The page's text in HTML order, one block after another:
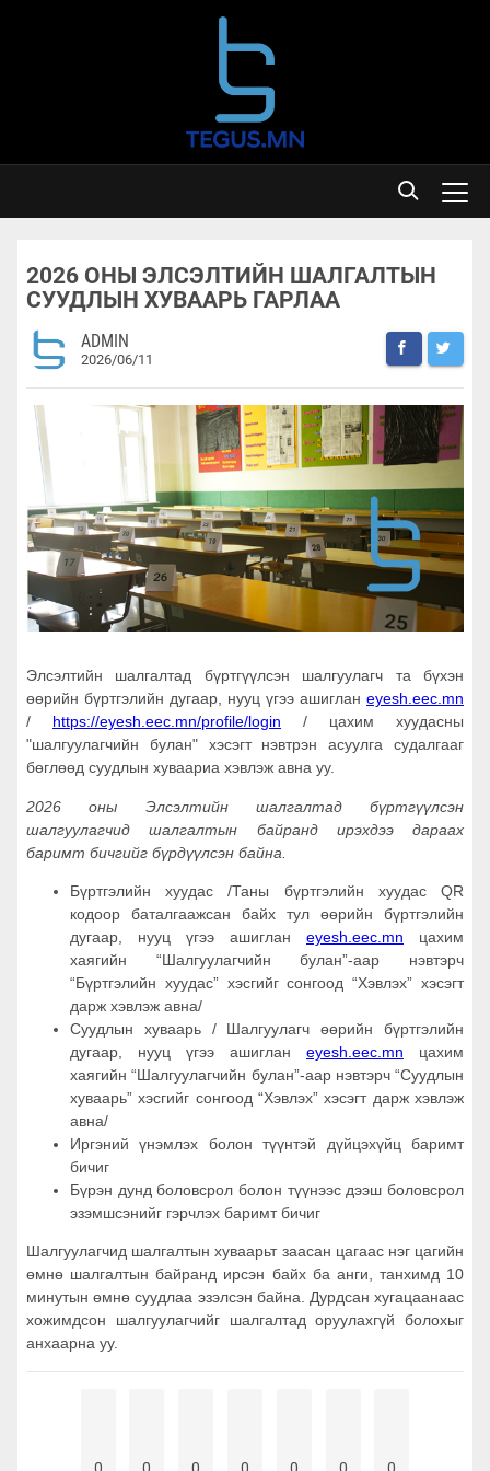
2026 ОНЫ ЭЛСЭЛТИЙН ШАЛГАЛТЫН
СУУДЛЫН ХУВААРЬ ГАРЛАА
ADMIN
2026/06/11
Элсэлтийн шалгалтад бүртгүүлсэн шалгуулагч та бүхэн
өөрийн бүртгэлийн дугаар, нууц үгээ ашиглан eyesh.eec.mn
/ https://eyesh.eec.mn/profile/login / цахим хуудасны
"шалгуулагчийн булан" хэсэгт нэвтрэн асуулга судалгааг
бөглөөд суудлын хуваариа хэвлэж авна уу.
2026 оны Элсэлтийн шалгалтад бүртгүүлсэн
шалгуулагчид шалгалтын байранд ирэхдээ дараах
баримт бичгийг бүрдүүлсэн байна.
Бүртгэлийн хуудас /Таны бүртгэлийн хуудас QR
кодоор баталгаажсан байх тул өөрийн бүртгэлийн
дугаар, нууц үгээ ашиглан eyesh.eec.mn цахим
хаягийн “Шалгуулагчийн булан”-аар нэвтэрч
“Бүртгэлийн хуудас” хэсгийг сонгоод “Хэвлэх” хэсэгт
дарж хэвлэж авна/
Суудлын хуваарь / Шалгуулагч өөрийн бүртгэлийн
дугаар, нууц үгээ ашиглан eyesh.eec.mn цахим
хаягийн “Шалгуулагчийн булан”-аар нэвтэрч “Суудлын
хуваарь” хэсгийг сонгоод “Хэвлэх” хэсэгт дарж хэвлэж
авна/
Иргэний үнэмлэх болон түүнтэй дүйцэхүйц баримт
бичиг
Бүрэн дунд боловсрол болон түүнээс дээш боловсрол
эзэмшсэнийг гэрчлэх баримт бичиг
Шалгуулагчид шалгалтын хуваарьт заасан цагаас нэг цагийн
өмнө шалгалтын байранд ирсэн байх ба анги, танхимд 10
минутын өмнө суудлаа эзэлсэн байна. Дурдсан хугацаанаас
хожимдсон шалгуулагчийг шалгалтад оруулахгүй болохыг
анхаарна уу.